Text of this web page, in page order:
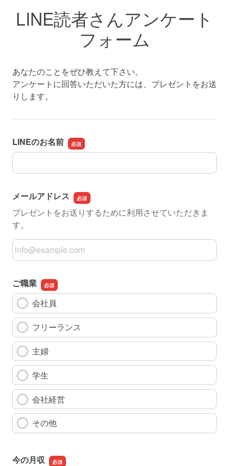
LINE読者さんアンケート
フォーム
あなたのことをぜひ教えて下さい。
アンケートに回答いただいた方には、プレゼントをお送
りします。
LINEのお名前
LINEのお名前
メールアドレス
プレゼントをお送りするために利用させていただきま
す。
メールアドレス
ご職業
会社員
フリーランス
主婦
学生
会社経営
その他
今の月収